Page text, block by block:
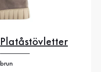
Platåstövletter
brun